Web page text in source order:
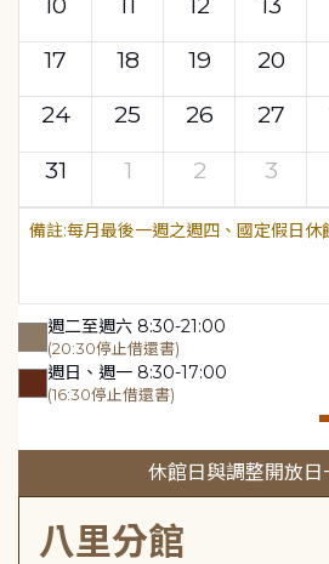
17
18 19 20
24
25 26 27
31
1 2 3
每月最後一週之週四、國定假日休
週二至週六 8:30-21:00
(20:30停止借還書)
週日、週一 8:30-17:00
(16:30停止借還書)
休館日與調整開放日
八里分館